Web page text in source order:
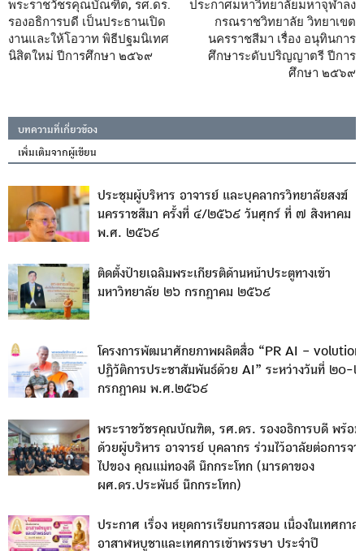
พระราชวัชรคุณบัณฑิต, รศ.ดร.
รองอธิการบดี เป็นประธานเปิด
งานและให้โอวาท พิธีปฐมนิเทศ
นิสิตใหม่ ปีการศึกษา ๒๕๖๙
ประกาศมหาวิทยาลัยมหาจุฬาลง
กรณราชวิทยาลัย วิทยาเขต
นครราชสีมา เรื่อง อนุทินการ
ศึกษาระดับปริญญาตรี ปีการ
ศึกษา ๒๕๖๙
บทความที่เกี่ยวข้อง
เพิ่มเติมจากผู้เขียน
ประชุมผู้บริหาร อาจารย์ และบุคลากรวิทยาลัยสงฆ์
นครราชสีมา ครั้งที่ ๔/๒๕๖๙ วันศุกร์ ที่ ๗ สิงหาคม
พ.ศ. ๒๕๖๙
ติดตั้งป้ายเฉลิมพระเกียรติด้านหน้าประตูทางเข้า
มหาวิทยาลัย ๒๖ กรกฎาคม ๒๕๖๙
โครงการพัฒนาศักยภาพผลิตสื่อ “PR AI – volution
ปฏิวัติการประชาสัมพันธ์ด้วย AI” ระหว่างวันที่ ๒๐-
กรกฎาคม พ.ศ.๒๕๖๙
พระราชวัชรคุณบัณฑิต, รศ.ดร. รองอธิการบดี พร้อม
ด้วยผู้บริหาร อาจารย์ บุคลากร ร่วมไว้อาลัยต่อการจา
ไปของ คุณแม่ทองดี นึกกระโทก (มารดาของ
ผศ.ดร.ประพันธ์ นึกกระโทก)
ประกาศ เรื่อง หยุดการเรียนการสอน เนื่องในเทศกาล
อาสาฬหบูชาและเทศการเข้าพรรษา ประจำปี